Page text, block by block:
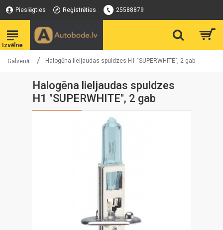
Pieslēgties Reģistrēties 25588879
Galvenā Halogēna lieljaudas spuldzes H1 "SUPERWHITE", 2 gab
Halogēna lieljaudas spuldzes
H1 "SUPERWHITE", 2 gab